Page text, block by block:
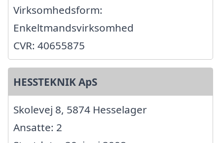
Virksomhedsform:
Enkeltmandsvirksomhed
CVR: 40655875
HESSTEKNIK ApS
Skolevej 8, 5874 Hesselager
Ansatte: 2